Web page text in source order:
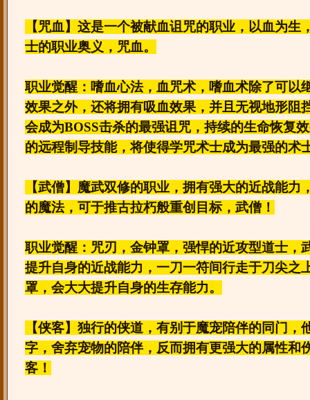
【咒血】这是一个被献血诅咒的职业，以血为生
士的职业奥义，咒血。
职业觉醒：嗜血心法，血咒术，嗜血术除了可以
效果之外，还将拥有吸血效果，并且无视地形阻
会成为BOSS击杀的最强诅咒，持续的生命恢复
的远程制导技能，将使得学咒术士成为最强的术
【武僧】魔武双修的职业，拥有强大的近战能力
的魔法，可于推古拉朽般重创目标，武僧！
职业觉醒：咒刃，金钟罩，强悍的近攻型道士，
提升自身的近战能力，一刀一符间行走于刀尖之
罩，会大大提升自身的生存能力。
【侠客】独行的侠道，有别于魔宠陪伴的同门，
字，舍弃宠物的陪伴，反而拥有更强大的属性和
客！